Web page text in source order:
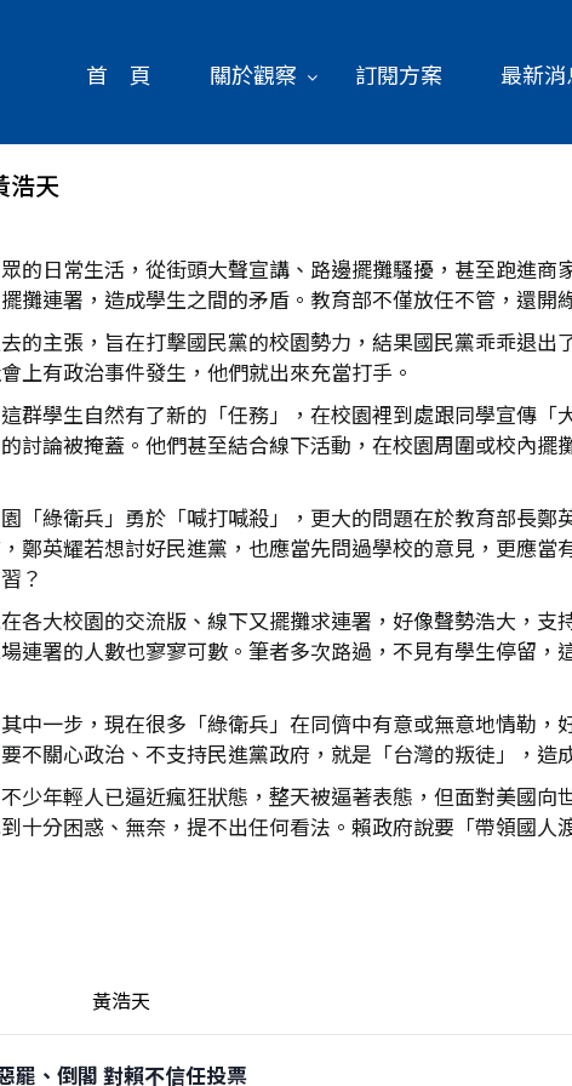
首 頁 關於觀察 訂閱方案 最新消
浩天
的日常生活，從街頭大聲宣講、路邊擺攤騷擾，甚至跑進
攤連署，造成學生之間的矛盾。教育部不僅放任不管，還開
的主張，旨在打擊國民黨的校園勢力，結果國民黨乖乖退
上有政治事件發生，他們就出來充當打手。
群學生自然有了新的「任務」，在校園裡到處跟同學宣傳
討論被掩蓋。他們甚至結合線下活動，在校園周圍或校內
「綠衛兵」勇於「喊打喊殺」，更大的問題在於教育部長
鄭英耀若想討好民進黨，也應當先問過學校的意見，更應
？
各大校園的交流版、線下又擺攤求連署，好像聲勢浩大，
連署的人數也寥寥可數。筆者多次路過，不見有學生停留
中一步，現在很多「綠衛兵」在同儕中有意或無意地情勒
不關心政治、不支持民進黨政府，就是「台灣的叛徒」，造
少年輕人已逼近瘋狂狀態，整天被逼著表態，但面對美國
十分困惑、無奈，提不出任何看法。賴政府說要「帶領國人
黃浩天
、倒閣 對賴不信任投票